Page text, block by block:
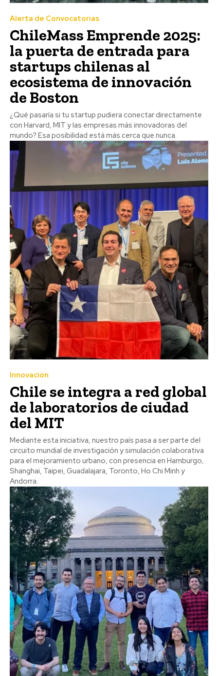
Alerta de Convocatorias
ChileMass Emprende 2025:
la puerta de entrada para
startups chilenas al
ecosistema de innovación
de Boston
¿Qué pasaría si tu startup pudiera conectar directamente
con Harvard, MIT y las empresas más innovadoras del
mundo? Esa posibilidad está más cerca que nunca.
Innovación
Chile se integra a red global
de laboratorios de ciudad
del MIT
Mediante esta iniciativa, nuestro país pasa a ser parte del
circuito mundial de investigación y simulación colaborativa
para el mejoramiento urbano, con presencia en Hamburgo,
Shanghai, Taipei, Guadalajara, Toronto, Ho Chi Minh y
Andorra.